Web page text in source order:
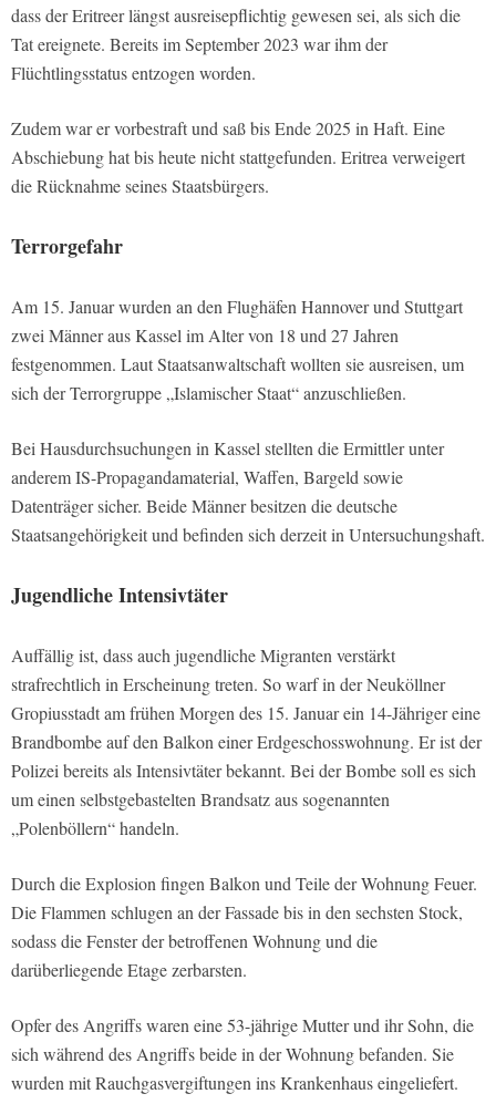
dass der Eritreer längst ausreisepflichtig gewesen sei, als sich die
Tat ereignete. Bereits im September 2023 war ihm der
Flüchtlingsstatus entzogen worden.
Zudem war er vorbestraft und saß bis Ende 2025 in Haft. Eine
Abschiebung hat bis heute nicht stattgefunden. Eritrea verweigert
die Rücknahme seines Staatsbürgers.
Terrorgefahr
Am 15. Januar wurden an den Flughäfen Hannover und Stuttgart
zwei Männer aus Kassel im Alter von 18 und 27 Jahren
festgenommen. Laut Staatsanwaltschaft wollten sie ausreisen, um
sich der Terrorgruppe „Islamischer Staat“ anzuschließen.
Bei Hausdurchsuchungen in Kassel stellten die Ermittler unter
anderem IS-Propagandamaterial, Waffen, Bargeld sowie
Datenträger sicher. Beide Männer besitzen die deutsche
Staatsangehörigkeit und befinden sich derzeit in Untersuchungshaft.
Jugendliche Intensivtäter
Auffällig ist, dass auch jugendliche Migranten verstärkt
strafrechtlich in Erscheinung treten. So warf in der Neuköllner
Gropiusstadt am frühen Morgen des 15. Januar ein 14-Jähriger eine
Brandbombe auf den Balkon einer Erdgeschosswohnung. Er ist der
Polizei bereits als Intensivtäter bekannt. Bei der Bombe soll es sich
um einen selbstgebastelten Brandsatz aus sogenannten
„Polenböllern“ handeln.
Durch die Explosion fingen Balkon und Teile der Wohnung Feuer.
Die Flammen schlugen an der Fassade bis in den sechsten Stock,
sodass die Fenster der betroffenen Wohnung und die
darüberliegende Etage zerbarsten.
Opfer des Angriffs waren eine 53-jährige Mutter und ihr Sohn, die
sich während des Angriffs beide in der Wohnung befanden. Sie
wurden mit Rauchgasvergiftungen ins Krankenhaus eingeliefert.